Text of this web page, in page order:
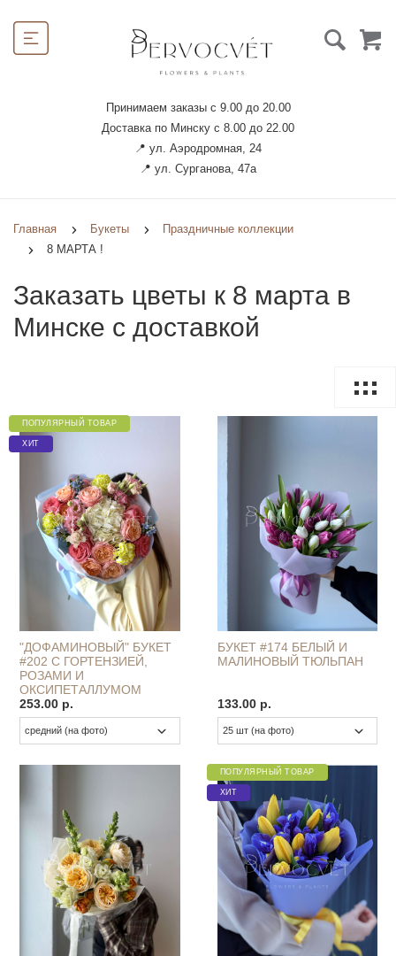
Принимаем заказы с 9.00 до 20.00
Доставка по Минску с 8.00 до 22.00
📍 ул. Аэродромная, 24
📍 ул. Сурганова, 47а
Главная Букеты
Праздничные коллекции
8 МАРТА !
Заказать цветы к 8 марта в
Минске с доставкой
ПОПУЛЯРНЫЙ ТОВАР
ХИТ
"ДОФАМИНОВЫЙ" БУКЕТ
#202 С ГОРТЕНЗИЕЙ,
РОЗАМИ И
ОКСИПЕТАЛЛУМОМ
253.00 р.
БУКЕТ #174 БЕЛЫЙ И
МАЛИНОВЫЙ ТЮЛЬПАН
133.00 р.
ПОПУЛЯРНЫЙ ТОВАР
ХИТ